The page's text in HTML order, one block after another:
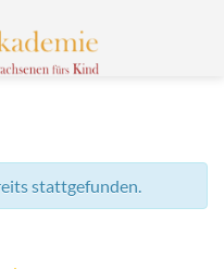
stattgefunden.